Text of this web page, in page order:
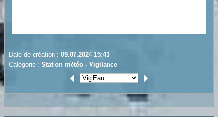
Date de création : 09.07.2024 15:41
Catégorie : Station météo - Vigilance